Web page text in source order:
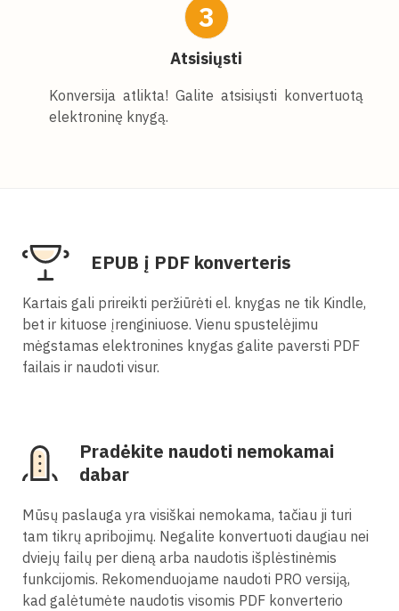
3
Atsisiųsti
Konversija atlikta! Galite atsisiųsti konvertuotą
elektroninę knygą.
EPUB į PDF konverteris
Kartais gali prireikti peržiūrėti el. knygas ne tik Kindle,
bet ir kituose įrenginiuose. Vienu spustelėjimu
mėgstamas elektronines knygas galite paversti PDF
failais ir naudoti visur.
Pradėkite naudoti nemokamai
dabar
Mūsų paslauga yra visiškai nemokama, tačiau ji turi
tam tikrų apribojimų. Negalite konvertuoti daugiau nei
dviejų failų per dieną arba naudotis išplėstinėmis
funkcijomis. Rekomenduojame naudoti PRO versiją,
kad galėtumėte naudotis visomis PDF konverterio